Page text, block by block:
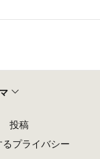
投稿
プライバシー